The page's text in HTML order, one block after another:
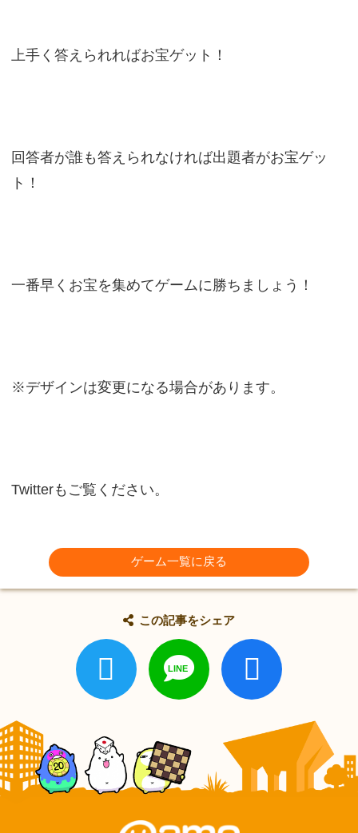
上手く答えられればお宝ゲット！
回答者が誰も答えられなければ出題者がお宝ゲッ
ト！
一番早くお宝を集めてゲームに勝ちましょう！
※デザインは変更になる場合があります。
Twitterもご覧ください。
ゲーム一覧に戻る
この記事をシェア